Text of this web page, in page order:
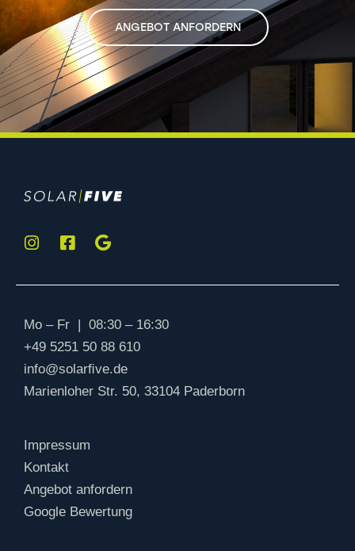
ANGEBOT ANFORDERN
Mo – Fr | 08:30 – 16:30
+49 5251 50 88 610
info@solarﬁve.de
Marienloher Str. 50, 33104 Paderborn
Impressum
Kontakt
Angebot anfordern
Google Bewertung